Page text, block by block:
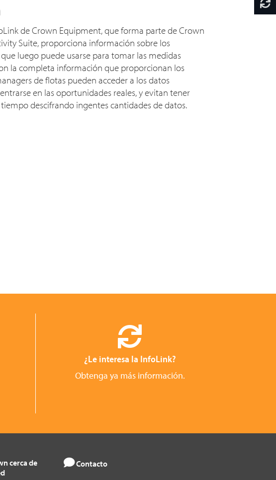
de Crown Equipment, que forma parte de Crown
Suite, proporciona información sobre los
luego puede usarse para tomar las medidas
la completa información que proporcionan los
de flotas pueden acceder a los datos
en las oportunidades reales, y evitan tener
descifrando ingentes cantidades de datos.
¿Le interesa la InfoLink?
Obtenga ya más información.
cerca de
Contacto